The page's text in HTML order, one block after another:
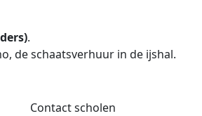
.
de schaatsverhuur in de ijshal.
Contact scholen